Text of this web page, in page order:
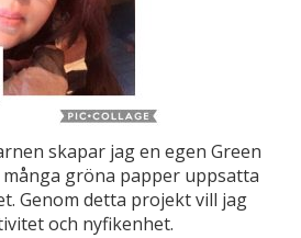
skapar jag en egen Green
många gröna papper uppsatta
Genom detta projekt vill jag
och nyfikenhet.